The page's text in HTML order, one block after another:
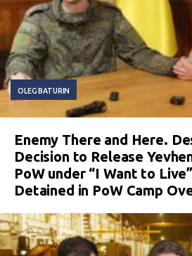
OLEG BATURIN
Enemy There and Here.
Decision to Release
PoW under “I Want to
Detained in PoW Camp